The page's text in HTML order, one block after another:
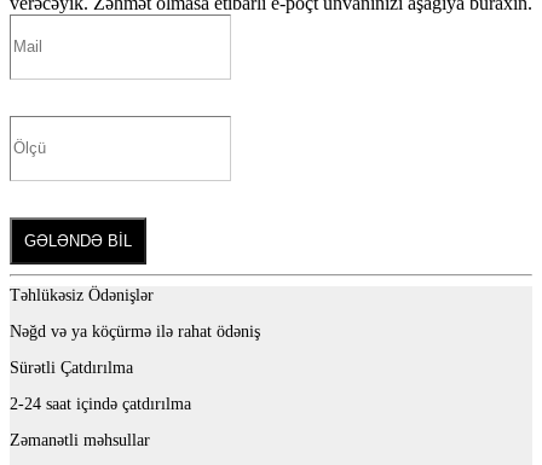
GƏLƏNDƏ BİL
Təhlükəsiz Ödənişlər
Nəğd və ya köçürmə ilə rahat ödəniş
Sürətli Çatdırılma
2-24 saat içində çatdırılma
Zəmanətli məhsullar